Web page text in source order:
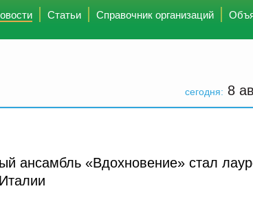
Статьи Справочник организаций
сегодня: 8
ансамбль «Вдохновение» стал